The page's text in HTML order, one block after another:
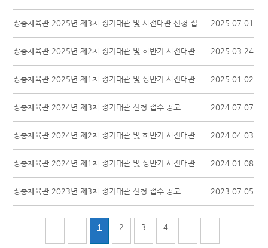
장충체육관 2025년 제3차 정기대관 및 사전대관 신청 접수 공고 2025.07.01
장충체육관 2025년 제2차 정기대관 및 하반기 사전대관 신청 접수 공고 2025.03.24
장충체육관 2025년 제1차 정기대관 및 상반기 사전대관 신청 접수 공고 2025.01.02
장충체육관 2024년 제3차 정기대관 신청 접수 공고 2024.07.07
장충체육관 2024년 제2차 정기대관 및 하반기 사전대관 신청 접수 공고 2024.04.03
장충체육관 2024년 제1차 정기대관 및 상반기 사전대관 신청 접수 공고 2024.01.08
장충체육관 2023년 제3차 정기대관 신청 접수 공고 2023.07.05
1 2 3 4